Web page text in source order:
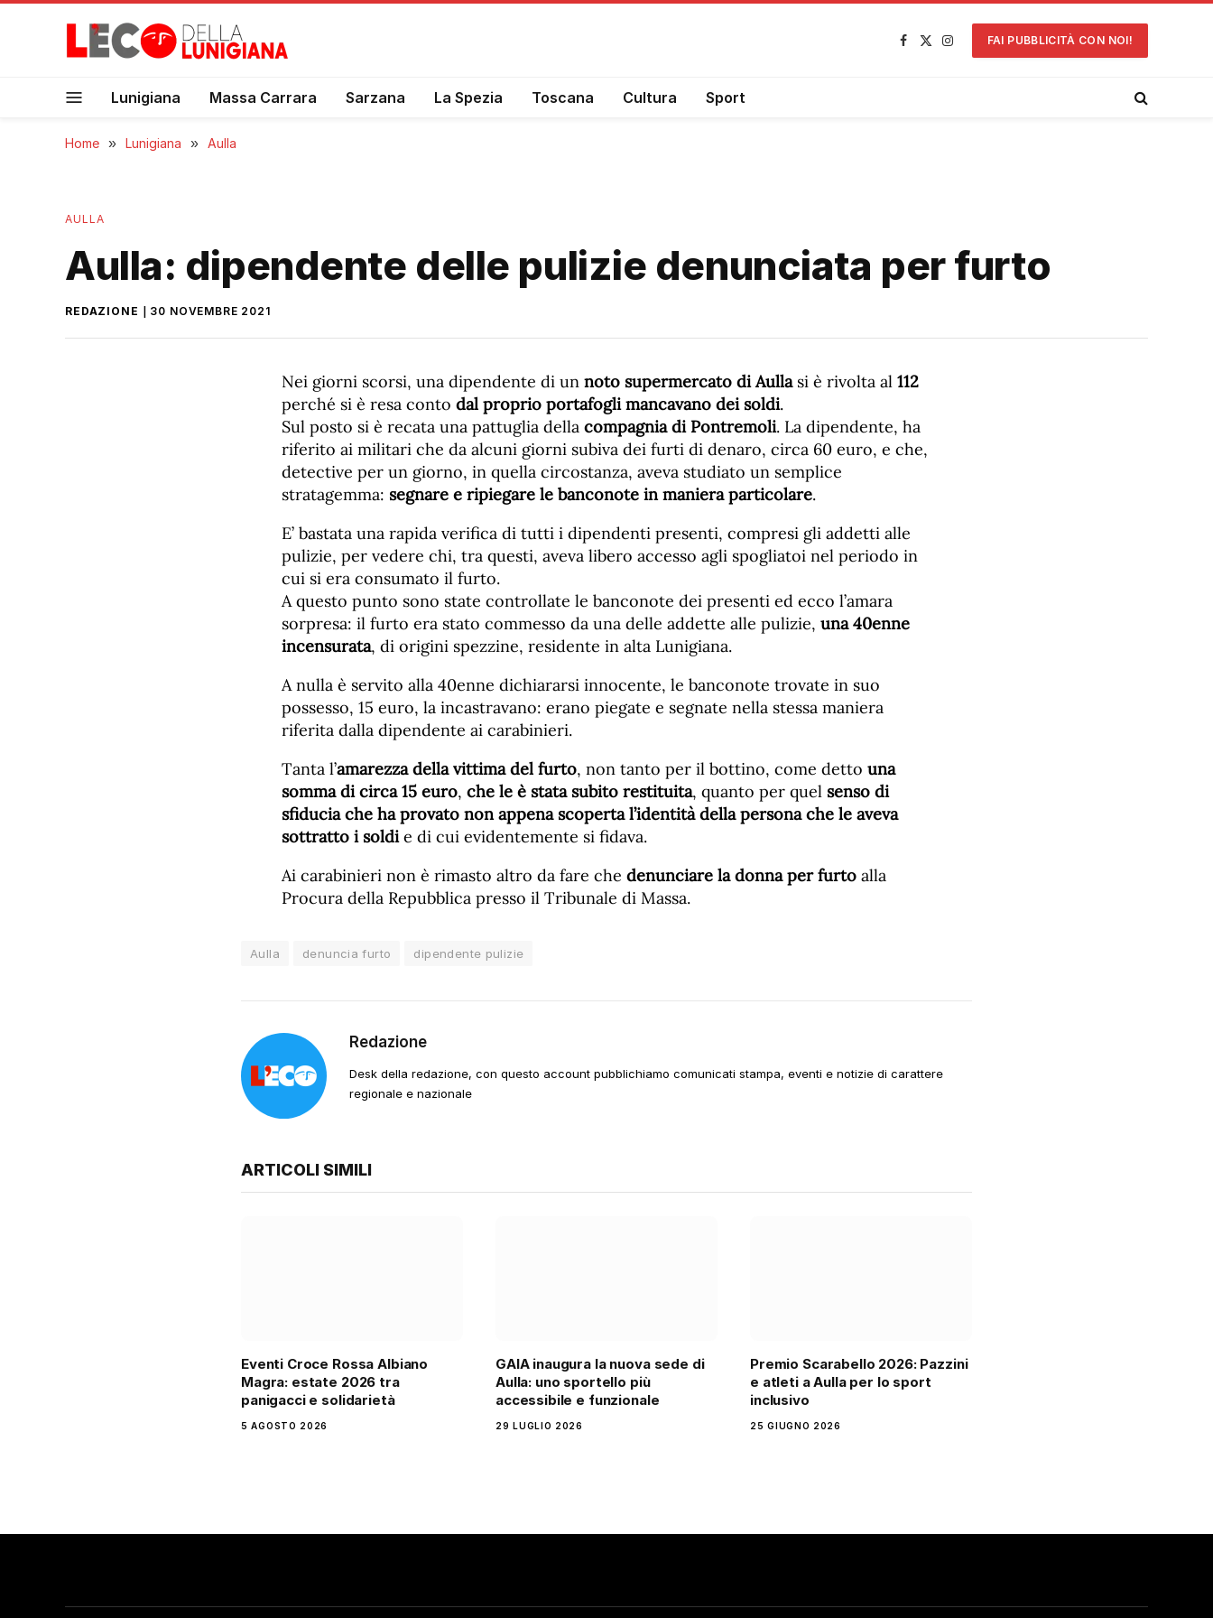
Facebook
X
Instagram
FAI PUBBLICITÀ CON NOI!
Lunigiana Massa Carrara Sarzana La Spezia Toscana Cultura Sport
Home » Lunigiana » Aulla
AULLA
Aulla: dipendente delle pulizie denunciata per furto
REDAZIONE 30 NOVEMBRE 2021
Nei giorni scorsi, una dipendente di un noto supermercato di Aulla si è rivolta al 112
perché si è resa conto dal proprio portafogli mancavano dei soldi.
Sul posto si è recata una pattuglia della compagnia di Pontremoli. La dipendente, ha
riferito ai militari che da alcuni giorni subiva dei furti di denaro, circa 60 euro, e che,
detective per un giorno, in quella circostanza, aveva studiato un semplice
stratagemma: segnare e ripiegare le banconote in maniera particolare.
E’ bastata una rapida verifica di tutti i dipendenti presenti, compresi gli addetti alle
pulizie, per vedere chi, tra questi, aveva libero accesso agli spogliatoi nel periodo in
cui si era consumato il furto.
A questo punto sono state controllate le banconote dei presenti ed ecco l’amara
sorpresa: il furto era stato commesso da una delle addette alle pulizie, una 40enne
incensurata, di origini spezzine, residente in alta Lunigiana.
A nulla è servito alla 40enne dichiararsi innocente, le banconote trovate in suo
possesso, 15 euro, la incastravano: erano piegate e segnate nella stessa maniera
riferita dalla dipendente ai carabinieri.
Tanta l’amarezza della vittima del furto, non tanto per il bottino, come detto una
somma di circa 15 euro, che le è stata subito restituita, quanto per quel senso di
sfiducia che ha provato non appena scoperta l’identità della persona che le aveva
sottratto i soldie di cui evidentemente si fidava.
Ai carabinieri non è rimasto altro da fare che denunciare la donna per furto alla
Procura della Repubblica presso il Tribunale di Massa.
Aulla denuncia furto dipendente pulizie
Redazione
Desk della redazione, con questo account pubblichiamo comunicati stampa, eventi e notizie di carattere
regionale e nazionale
ARTICOLI SIMILI
Eventi Croce Rossa Albiano
Magra: estate 2026 tra
panigacci e solidarietà
5 AGOSTO 2026
GAIA inaugura la nuova sede di
Aulla: uno sportello più
accessibile e funzionale
29 LUGLIO 2026
Premio Scarabello 2026: Pazzini
e atleti a Aulla per lo sport
inclusivo
25 GIUGNO 2026